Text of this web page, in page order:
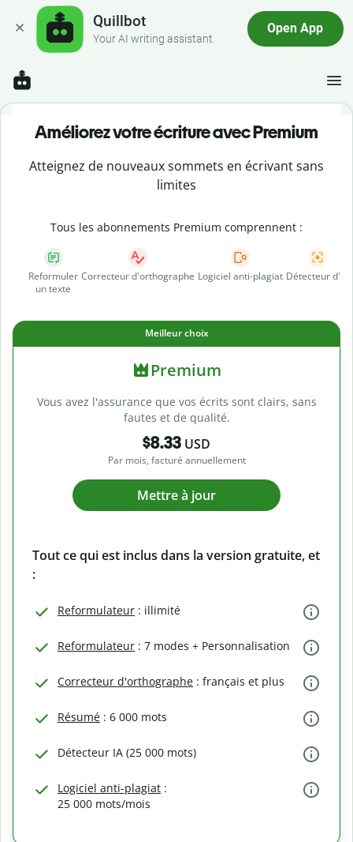
Quillbot
Your AI writing assistant
Open App
Améliorez votre écriture avec Premium
Atteignez de nouveaux sommets en écrivant sans
limites
Tous les abonnements Premium comprennent :
Reformuler
un texte
Correcteur d'orthographe Logiciel anti-plagiat Détecteur d'IA
Meilleur choix
Premium
Vous avez l'assurance que vos écrits sont clairs, sans
fautes et de qualité.
$8.33 USD
Par mois, facturé annuellement
Mettre à jour
Tout ce qui est inclus dans la version gratuite, et
:
Reformulateur : illimité
Reformulateur : 7 modes + Personnalisation
Correcteur d'orthographe : français et plus
Résumé : 6 000 mots
Détecteur IA (25 000 mots)
Logiciel anti-plagiat :
25 000 mots/mois